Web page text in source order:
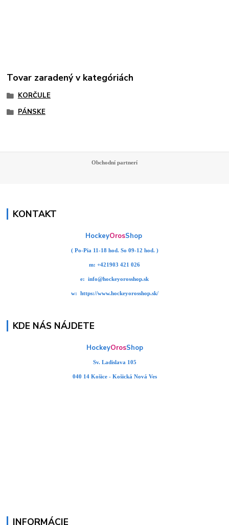
Tovar zaradený v kategóriách
KORČULE
PÁNSKE
Obchodní partnerí
KONTAKT
HockeyOrosShop
( Po-Pia 11-18 hod. So 09-12 hod. )
m: +421903 421 026
e: info@hockeyorosshop.sk
w: https://www.hockeyorosshop.sk/
KDE NÁS NÁJDETE
HockeyOrosShop
Sv. Ladislava 105
040 14 Košice - Košická Nová Ves
INFORMÁCIE